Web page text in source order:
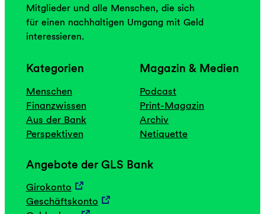
Mitglieder und alle Menschen, die sich
für einen nachhaltigen Umgang mit Geld
interessieren.
Kategorien
Menschen
Finanzwissen
Aus der Bank
Perspektiven
Magazin & Medien
Podcast
Print-Magazin
Archiv
Netiquette
Angebote der GLS Bank
Girokonto
Geschäftskonto